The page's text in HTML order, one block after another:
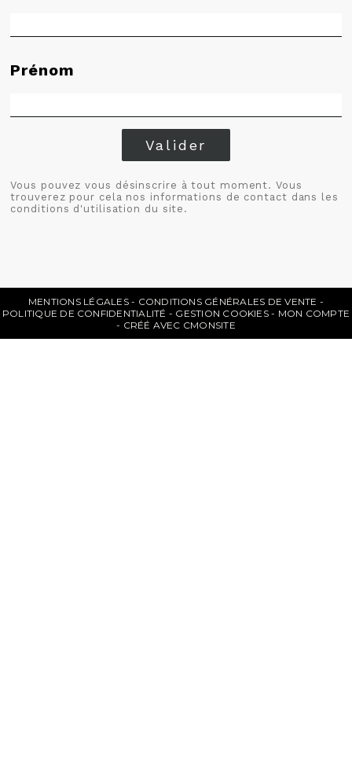
Prénom
Valider
Vous pouvez vous désinscrire à tout moment. Vous
trouverez pour cela nos informations de contact dans les
conditions d'utilisation du site.
MENTIONS LÉGALES
CONDITIONS GÉNÉRALES DE VENTE
POLITIQUE DE CONFIDENTIALITÉ
GESTION COOKIES
MON COMPTE
CRÉÉ AVEC CMONSITE